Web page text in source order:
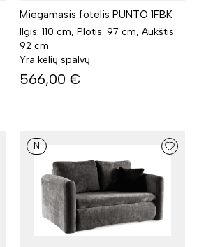
Miegamasis fotelis PUNTO 1FBK
Ilgis: 110 cm, Plotis: 97 cm, Aukštis:
92 cm
Yra kelių spalvų
566,00 €
N